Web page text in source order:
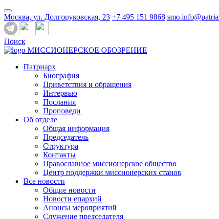
Москва, ул. Долгоруковская, 23 +7 495 151 9868
Поиск
МИССИОНЕРСКОЕ ОБОЗРЕНИЕ
Патриарх
Биография
Приветствия и обращения
Интервью
Послания
Проповеди
Об отделе
Общая информация
Председатель
Структура
Контакты
Православное миссионерское общество
Центр поддержки миссионерских станов
Все новости
Общие новости
Новости епархий
Анонсы мероприятий
Служение председателя